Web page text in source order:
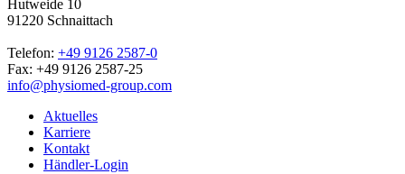
Hutweide 10
91220 Schnaittach
Telefon: +49 9126 2587-0
Fax: +49 9126 2587-25
info@physiomed-group.com
Aktuelles
Karriere
Kontakt
Händler-Login